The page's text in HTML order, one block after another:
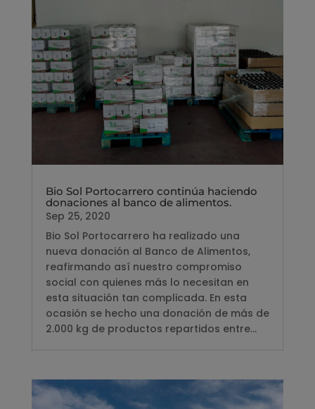
Bio Sol Portocarrero continúa haciendo
donaciones al banco de alimentos.
Sep 25, 2020
Bio Sol Portocarrero ha realizado una
nueva donación al Banco de Alimentos,
reafirmando así nuestro compromiso
social con quienes más lo necesitan en
esta situación tan complicada. En esta
ocasión se hecho una donación de más de
2.000 kg de productos repartidos entre...